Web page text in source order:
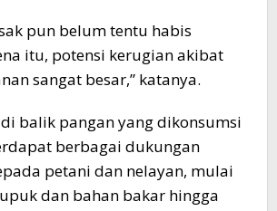
pun belum tentu habis
itu, potensi kerugian akibat
sangat besar,” katanya.
balik pangan yang dikonsumsi
berbagai dukungan
petani dan nelayan, mulai
dan bahan bakar hingga